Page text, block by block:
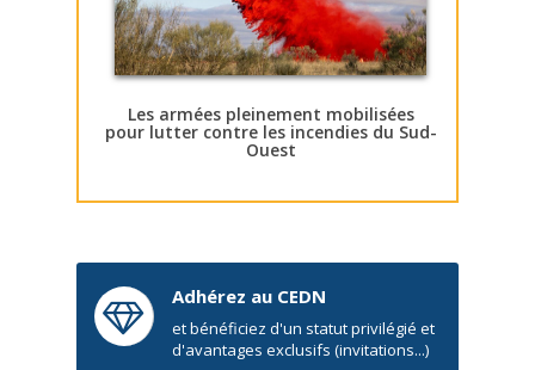
Les armées pleinement mobilisées
pour lutter contre les incendies du Sud-
Ouest
Adhérez au CEDN
et bénéficiez d'un statut privilégié et
d'avantages exclusifs (invitations...)